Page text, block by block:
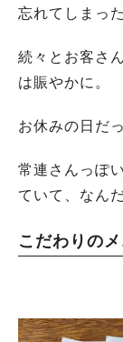
忘れてしまっ
続々とお客さ
は賑やかに。
お休みの日だ
常連さんっぽ
ていて、なん
こだわりの